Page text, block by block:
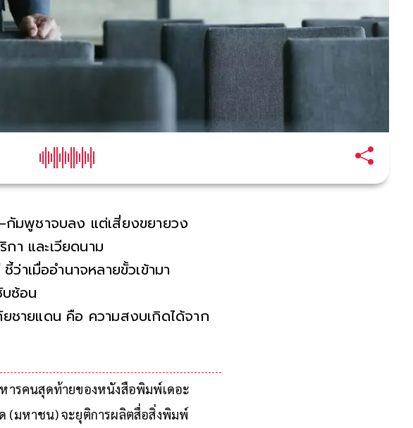
กัมพูชาจบลง แต่เสี่ยงขยายวง
กา และเวียดนาม
าเมื่ออำนาจหลายขั้วเข้ามา
ซ้อน
ชายแดน คือ ความสงบเกิดได้จาก
ารคนสุดท้ายของหนังสือพิมพ์เดอะ
(มหาชน) จะยุติการผลิตสื่อสิ่งพิมพ์